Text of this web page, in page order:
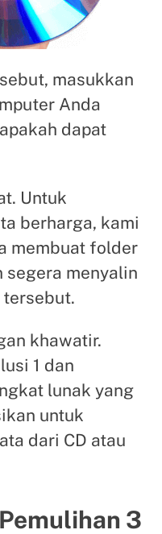
masukkan
Anda
dapat
Untuk
berharga, kami
membuat folder
segera menyalin
khawatir.
1 dan
lunak yang
untuk
dari CD atau
3